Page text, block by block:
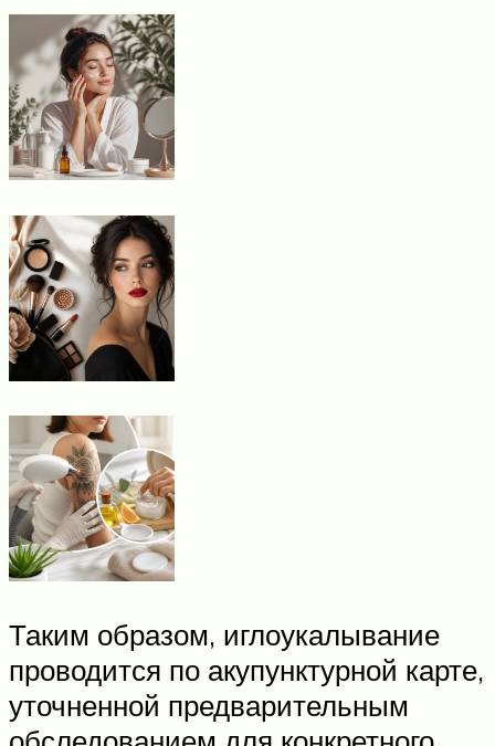
Таким образом, иглоукалывание
проводится по акупунктурной карте,
уточненной предварительным